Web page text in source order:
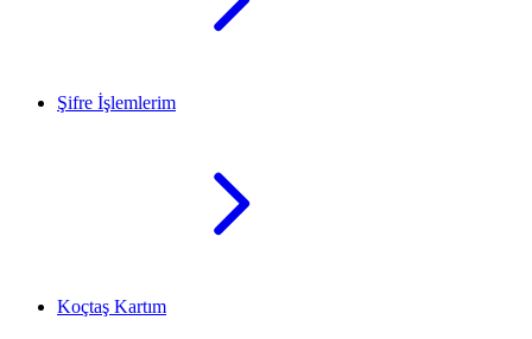
Şifre İşlemlerim
Koçtaş Kartım